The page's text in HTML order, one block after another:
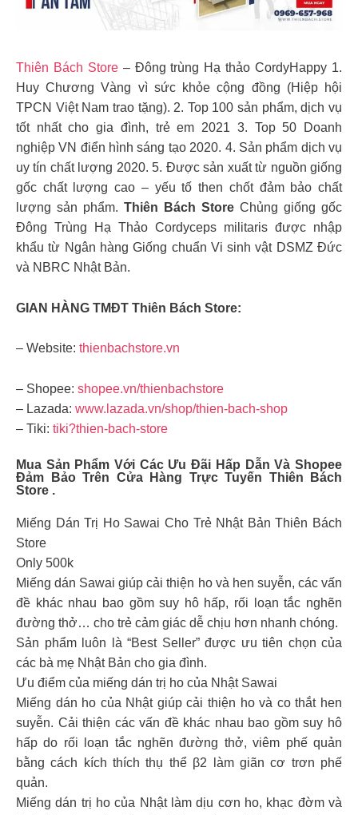
Thiên Bách Store– Đông trùng Hạ thảo CordyHappy 1.
Huy Chương Vàng vì sức khỏe cộng đồng (Hiệp hội
TPCN Việt Nam trao tặng). 2. Top 100 sản phẩm, dịch vụ
tốt nhất cho gia đình, trẻ em 2021 3. Top 50 Doanh
nghiệp VN điển hình sáng tạo 2020. 4. Sản phẩm dịch vụ
uy tín chất lượng 2020. 5. Được sản xuất từ nguồn giống
gốc chất lượng cao – yếu tố then chốt đảm bảo chất
lượng sản phẩm. Thiên Bách Store Chủng giống gốc
Đông Trùng Hạ Thảo Cordyceps militaris được nhập
khẩu từ Ngân hàng Giống chuẩn Vi sinh vật DSMZ Đức
và NBRC Nhật Bản.
GIAN HÀNG TMĐT Thiên Bách Store:
– Website: thienbachstore.vn
– Shopee: shopee.vn/thienbachstore
– Lazada: www.lazada.vn/shop/thien-bach-shop
– Tiki: tiki?thien-bach-store
Mua Sản Phẩm Với Các Ưu Đãi Hấp Dẫn Và Shopee
Đảm Bảo Trên Cửa Hàng Trực Tuyến Thiên Bách
Store .
Miếng Dán Trị Ho Sawai Cho Trẻ Nhật Bản Thiên Bách
Store
Only 500k
Miếng dán Sawai giúp cải thiện ho và hen suyễn, các vấn
đề khác nhau bao gồm suy hô hấp, rối loạn tắc nghẽn
đường thở… cho trẻ cảm giác dễ chịu hơn nhanh chóng.
Sản phẩm luôn là “Best Seller” được ưu tiên chọn của
các bà mẹ Nhật Bản cho gia đình.
Ưu điểm của miếng dán trị ho của Nhật Sawai
Miếng dán ho của Nhật giúp cải thiện ho và co thắt hen
suyễn. Cải thiện các vấn đề khác nhau bao gồm suy hô
hấp do rối loạn tắc nghẽn đường thở, viêm phế quản
bằng cách kích thích thụ thể β2 làm giãn cơ trơn phế
quản.
Miếng dán trị ho của Nhật làm dịu cơn ho, khạc đờm và